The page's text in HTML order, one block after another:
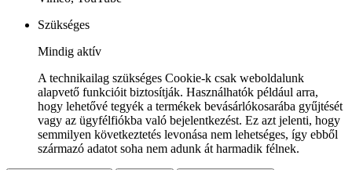
Szükséges
Mindig aktív
A technikailag szükséges Cookie-k csak weboldalunk
alapvető funkcióit biztosítják. Használhatók például arra,
hogy lehetővé tegyék a termékek bevásárlókosarába gyűjtését
vagy az ügyfélfiókba való bejelentkezést. Ez azt jelenti, hogy
semmilyen következtetés levonása nem lehetséges, így ebből
származó adatot soha nem adunk át harmadik félnek.